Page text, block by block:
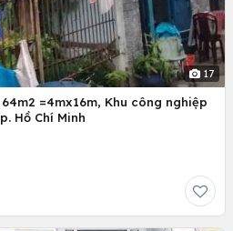
17
=4mx16m, Khu công nghiệp
Hồ Chí Minh